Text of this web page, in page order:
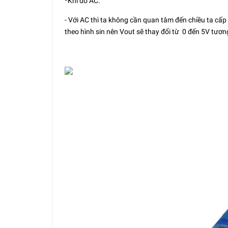
- Với AC thì ta không cần quan tâm đến chiều ta
theo hình sin nên Vout sẽ thay đổi từ 0 đến 5V